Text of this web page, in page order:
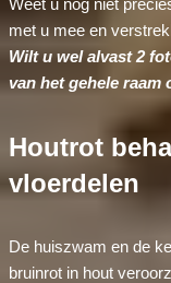
met u mee en
Wilt u wel alvast 2
van het gehele raam
Houtrot
vloerdelen
De huiszwam en de
bruinrot in hout